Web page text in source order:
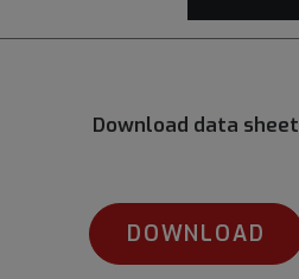
Download data sheet
DOWNLOAD